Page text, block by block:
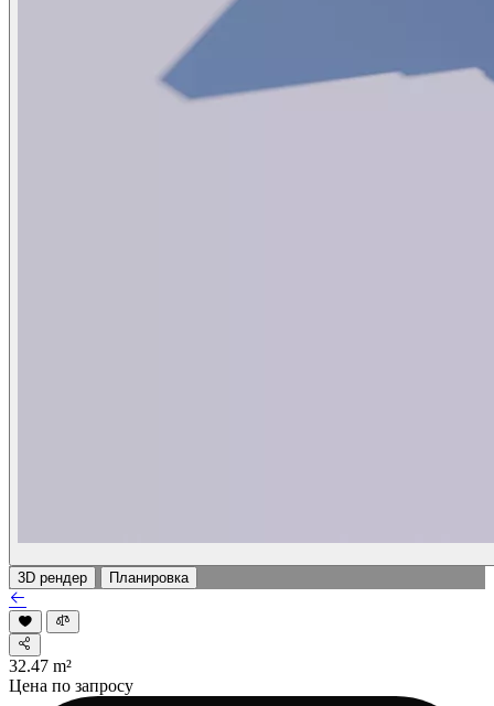
3D рендер Планировка
32.47 m²
Цена по запросу